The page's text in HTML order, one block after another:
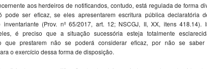
aos herdeiros de notificandos, contudo, está regulada de forma
pode ser eficaz, se eles apresentarem escritura pública declaratória
inventariante (Prov. nº 65/2017, art. 12; NSCGJ, II, XX, itens
é preciso que a situação sucessória esteja totalmente
que prestarem não se poderá considerar eficaz, por não se saber
o exercício dessa forma de disposição.